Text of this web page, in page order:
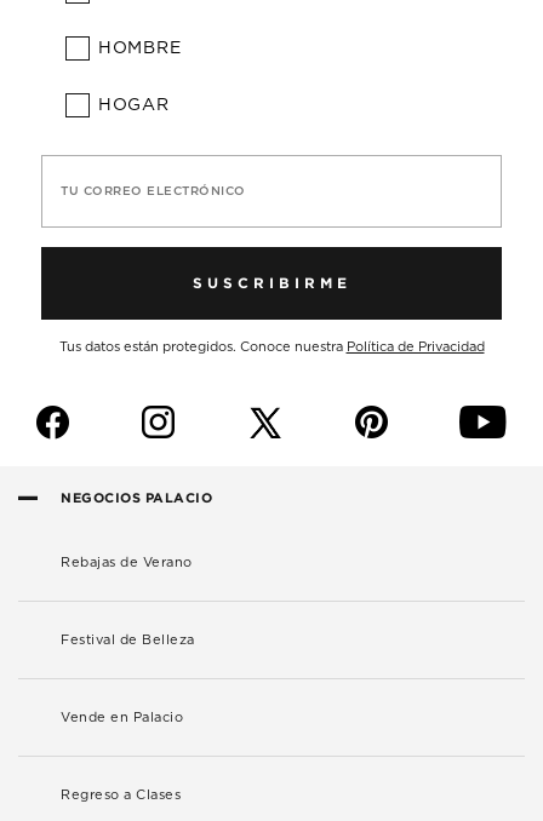
HOMBRE
HOGAR
TU CORREO ELECTRÓNICO
SUSCRIBIRME
Tus datos están protegidos. Conoce nuestra Política de Privacidad
f i p y
NEGOCIOS PALACIO
Rebajas de Verano
Festival de Belleza
Vende en Palacio
Regreso a Clases